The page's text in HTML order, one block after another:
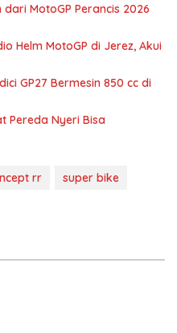
MotoGP Perancis 2026
Helm MotoGP di Jerez, Akui
GP27 Bermesin 850 cc di
Pereda Nyeri Bisa
rr super bike